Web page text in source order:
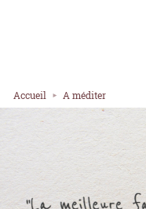
Accueil A méditer